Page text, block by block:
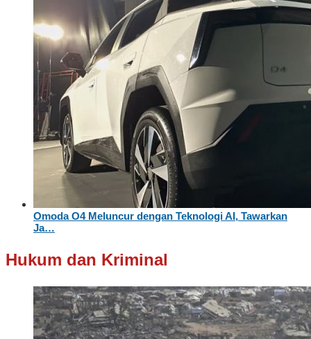
Omoda O4 Meluncur dengan Teknologi AI, Tawarkan
Ja…
Hukum dan Kriminal